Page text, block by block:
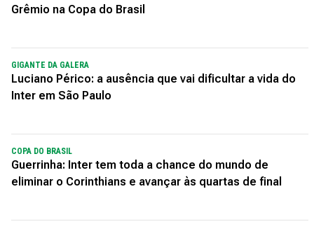
Grêmio na Copa do Brasil
GIGANTE DA GALERA
Luciano Périco: a ausência que vai dificultar a vida do
Inter em São Paulo
COPA DO BRASIL
Guerrinha: Inter tem toda a chance do mundo de
eliminar o Corinthians e avançar às quartas de final